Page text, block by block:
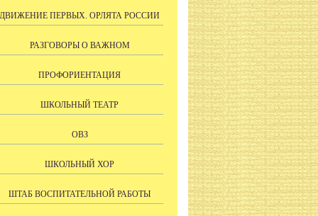
ДВИЖЕНИЕ ПЕРВЫХ. ОРЛЯТА РОССИИ
РАЗГОВОРЫ О ВАЖНОМ
ПРОФОРИЕНТАЦИЯ
ШКОЛЬНЫЙ ТЕАТР
ОВЗ
ШКОЛЬНЫЙ ХОР
ШТАБ ВОСПИТАТЕЛЬНОЙ РАБОТЫ